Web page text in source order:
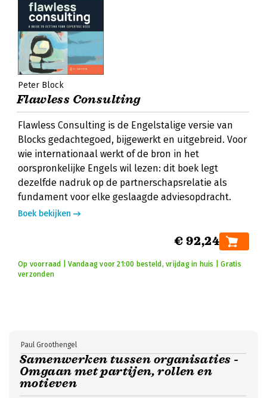
Peter Block
Flawless Consulting
Flawless Consulting is de Engelstalige versie van
Blocks gedachtegoed, bijgewerkt en uitgebreid. Voor
wie internationaal werkt of de bron in het
oorspronkelijke Engels wil lezen: dit boek legt
dezelfde nadruk op de partnerschapsrelatie als
fundament voor elke geslaagde adviesopdracht.
Boek bekijken
€ 92,24
Op voorraad | Vandaag voor 21:00 besteld, vrijdag in huis | Gratis
verzonden
Samenwerken tussen organisaties -
Omgaan met partijen, rollen en
motieven
Paul Groothengel